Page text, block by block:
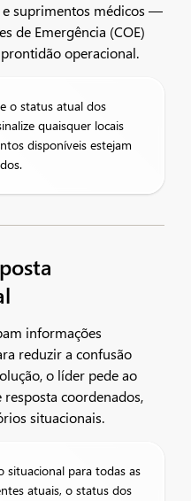
e suprimentos médicos —
de Emergência (COE)
operacional.
o status atual dos
quaisquer locais
disponíveis estejam
informações
reduzir a confusão
o líder pede ao
coordenados,
situacionais.
situacional para todas as
atuais, o status dos